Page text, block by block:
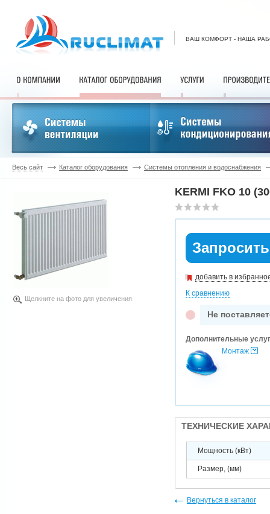
ВАШ КОМФОРТ - НАША
Весь сайт Каталог оборудования Системы отопления и водоснабжения
Щелкните на фото для увеличения
KERMI FKO 10
добавить в
К сравнению
Не
Дополнительные
Монтаж
ТЕХНИЧЕСКИЕ
Мощность (кВт)
Размер, (мм)
Вернуться в каталог